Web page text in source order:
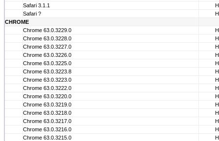
Safari 3.1.1
Safari ?
CHROME
Chrome 63.0.3229.0
Chrome 63.0.3228.0
Chrome 63.0.3227.0
Chrome 63.0.3226.0
Chrome 63.0.3225.0
Chrome 63.0.3223.8
Chrome 63.0.3223.0
Chrome 63.0.3222.0
Chrome 63.0.3220.0
Chrome 63.0.3219.0
Chrome 63.0.3218.0
Chrome 63.0.3217.0
Chrome 63.0.3216.0
Chrome 63.0.3215.0